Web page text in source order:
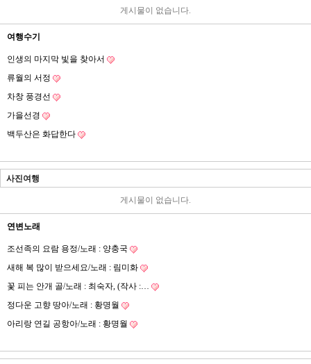
게시물이 없습니다.
여행수기
인생의 마지막 빛을 찾아서
류월의 서정
차창 풍경선
가을선경
백두산은 화답한다
사진여행
게시물이 없습니다.
연변노래
조선족의 요람 용정/노래 : 양충국
새해 복 많이 받으세요/노래 : 림미화
꽃 피는 안개 골/노래 : 최숙자, (작사 :…
정다운 고향 땅아/노래 : 황명월
아리랑 연길 공항아/노래 : 황명월